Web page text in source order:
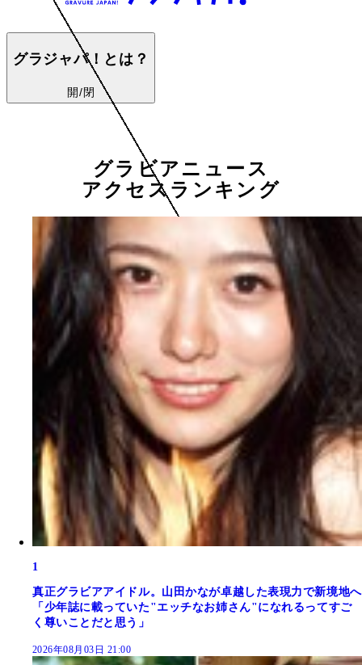
グラジャパ！とは？
開/閉
グラビアニュース
アクセスランキング
1
真正グラビアアイドル。山田かなが卓越した表現力で新境地へ
「少年誌に載っていた"エッチなお姉さん"になれるってすご
く尊いことだと思う」
2026年08月03日 21:00